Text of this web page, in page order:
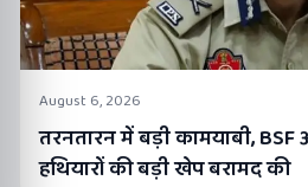
August 6, 2026
तरनतारन में बड़ी कामयाबी,
हथियारों की बड़ी खेप बरामद की